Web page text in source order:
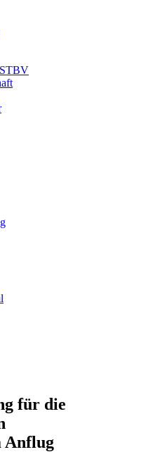
für die
Anflug